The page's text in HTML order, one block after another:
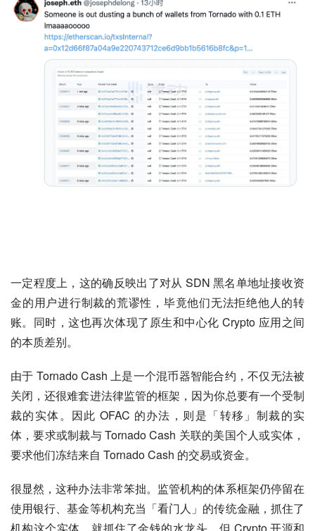
一定程度上，这的确反映出了对从 SDN 黑名单地址接收资
金的用户进行制裁的荒谬性，毕竟他们无法拒绝他人的转
账。同时，这也再次体现了原生和中心化 Crypto 应用之间
的本质差别。
由于 Tornado Cash 上是一个混币器智能合约，不仅无法被
关闭，还很难套进法律监管的框架，因为你总要有一个受制
裁的实体。因此 OFAC 的办法，则是「转移」制裁的实
体，要求或制裁与 Tornado Cash 关联的美国个人或实体，
要求他们冻结来自 Tornado Cash 的交易或资金。
很显然，这种办法非常笨拙。监管机构的体系框架仍停留在
使用银行、基金等机构充当「看门人」的传统金融，抓住了